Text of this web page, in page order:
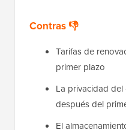
Contras 👎
Tarifas de
primer plazo
La privacidad
después del
El